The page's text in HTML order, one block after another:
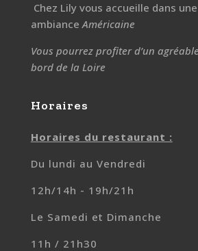
Chez Lily vous accueille dans une
ambianceAméricaine
Vous pourrez profiter d’un
bord de la Loire
Horaires
Horaires du restaurant :
Du lundi au Vendredi
12h/14h - 19h/21h
Le Samedi et Dimanche
11h / 21h30